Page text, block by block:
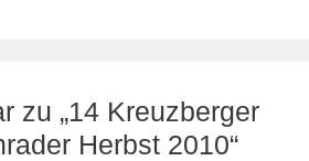
zu „14 Kreuzberger
Herbst 2010“